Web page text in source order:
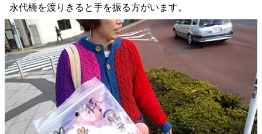
永代橋を渡りきると手を振る方がいます。